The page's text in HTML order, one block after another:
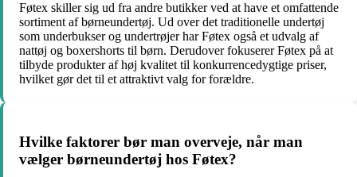
Føtex skiller sig ud fra andre butikker ved at have et omfattende
sortiment af børneundertøj. Ud over det traditionelle undertøj
som underbukser og undertrøjer har Føtex også et udvalg af
nattøj og boxershorts til børn. Derudover fokuserer Føtex på at
tilbyde produkter af høj kvalitet til konkurrencedygtige priser,
hvilket gør det til et attraktivt valg for forældre.
Hvilke faktorer bør man overveje, når man
vælger børneundertøj hos Føtex?